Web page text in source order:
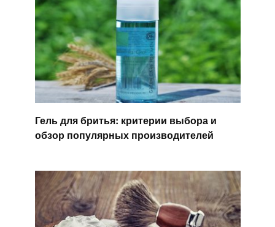
Гель для бритья: критерии выбора и
обзор популярных производителей